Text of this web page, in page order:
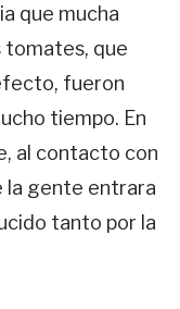
que mucha
tomates, que
fueron
tiempo. En
al contacto con
la gente entrara
tanto por la